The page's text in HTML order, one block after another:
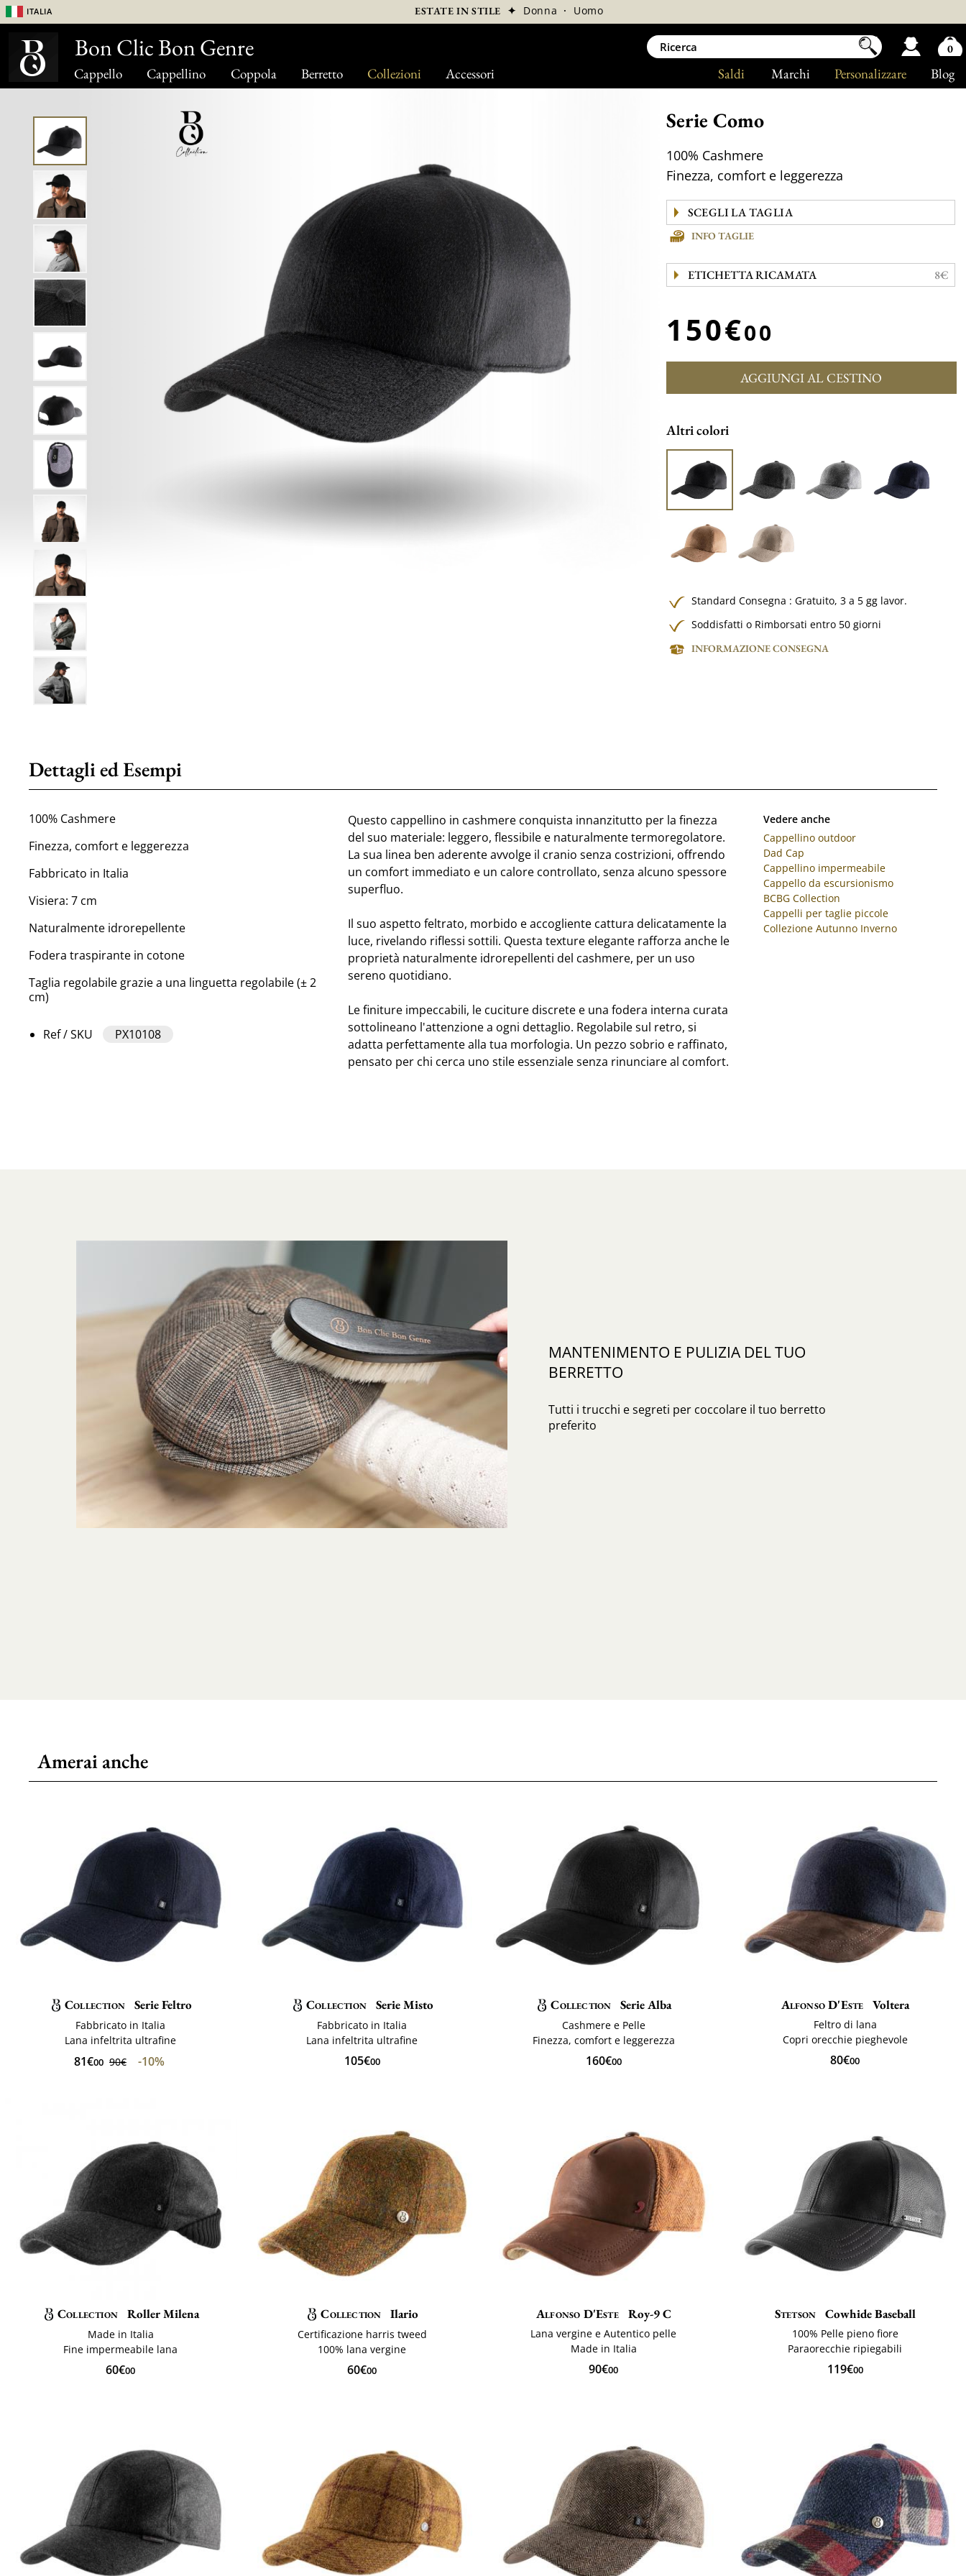
Cappello Cappellino Coppola Berretto Collezioni Accessori Blog
Personalizzare
Marchi
Saldi
Italia ESTATE IN STILE ✦ Donna · Uomo
Serie Como
100% Cashmere
Finezza, comfort e leggerezza
INFO TAGLIE
ETICHETTA RICAMATA 8€
150€00
AGGIUNGI AL CESTINO
Altri colori
Standard Consegna :Gratuito,3 a 5 gg lavor.
Soddisfatti o Rimborsati entro 50 giorni
INFORMAZIONE CONSEGNA
Dettagli ed Esempi
100% Cashmere
Finezza, comfort e leggerezza
Fabbricato in Italia
Visiera: 7 cm
Naturalmente idrorepellente
Fodera traspirante in cotone
Taglia regolabile grazie a una linguetta regolabile (± 2
cm)
Ref / SKU PX10108
Questo cappellino in cashmere conquista innanzitutto per la finezza
del suo materiale: leggero, flessibile e naturalmente termoregolatore.
La sua linea ben aderente avvolge il cranio senza costrizioni, offrendo
un comfort immediato e un calore controllato, senza alcuno spessore
superfluo.
Il suo aspetto feltrato, morbido e accogliente cattura delicatamente la
luce, rivelando riflessi sottili. Questa texture elegante rafforza anche le
proprietà naturalmente idrorepellenti del cashmere, per un uso
sereno quotidiano.
Le finiture impeccabili, le cuciture discrete e una fodera interna curata
sottolineano l'attenzione a ogni dettaglio. Regolabile sul retro, si
adatta perfettamente alla tua morfologia. Un pezzo sobrio e raffinato,
pensato per chi cerca uno stile essenziale senza rinunciare al comfort.
Vedere anche
Cappellino outdoor
Dad Cap
Cappellino impermeabile
Cappello da escursionismo
BCBG Collection
Cappelli per taglie piccole
Collezione Autunno Inverno
MANTENIMENTO E PULIZIA DEL TUO
BERRETTO
Tutti i trucchi e segreti per coccolare il tuo berretto
preferito
Amerai anche
Collection Serie Feltro
Fabbricato in Italia
Lana infeltrita ultrafine
81€00 90€ -10%
Collection Serie Misto
Fabbricato in Italia
Lana infeltrita ultrafine
105€00
Collection Serie Alba
Cashmere e Pelle
Finezza, comfort e leggerezza
160€00
Alfonso D'Este Voltera
Feltro di lana
Copri orecchie pieghevole
80€00
Collection Roller Milena
Made in Italia
Fine impermeabile lana
60€00
Collection Ilario
Certificazione harris tweed
100% lana vergine
60€00
Alfonso D'Este Roy-9 C
Lana vergine e Autentico pelle
Made in Italia
90€00
Stetson Cowhide Baseball
100% Pelle pieno fiore
Paraorecchie ripiegabili
119€00
Bon Clic Bon Genre 0